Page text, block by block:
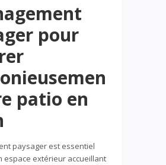
pour
patio en
paysager est essentiel
espace extérieur accueillant